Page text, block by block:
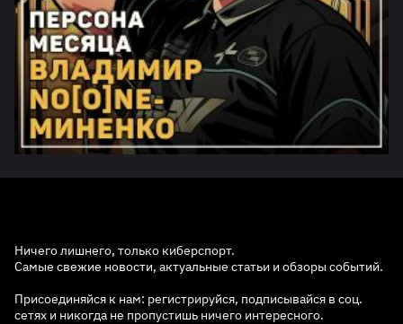
Ничего лишнего, только киберспорт.
Самые свежие новости, актуальные статьи и обзоры событий.
Присоединяйся к нам: регистрируйся, подписывайся в соц.
сетях и никогда не пропустишь ничего интересного.